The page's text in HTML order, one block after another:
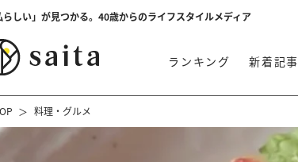
らしい」が見つかる。40歳からのライフスタイルメディア
ランキング 新着記事
料理・グルメ